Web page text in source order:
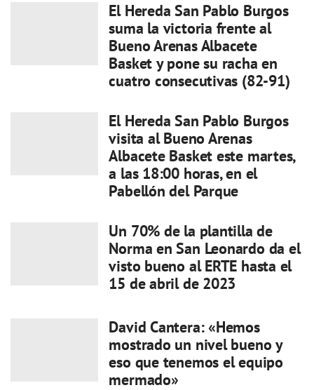
El Hereda San Pablo Burgos
suma la victoria frente al
Bueno Arenas Albacete
Basket y pone su racha en
cuatro consecutivas (82-91)
El Hereda San Pablo Burgos
visita al Bueno Arenas
Albacete Basket este martes,
a las 18:00 horas, en el
Pabellón del Parque
Un 70% de la plantilla de
Norma en San Leonardo da el
visto bueno al ERTE hasta el
15 de abril de 2023
David Cantera: «Hemos
mostrado un nivel bueno y
eso que tenemos el equipo
mermado»